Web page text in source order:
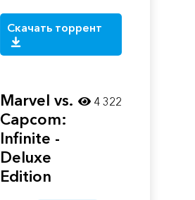
Скачать торрент
Marvel vs.
Capcom:
Infinite -
Deluxe
Edition
4 322